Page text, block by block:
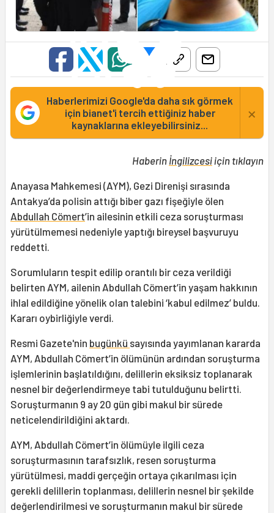
Haberlerimizi Google'da daha sık görmek
için bianet'i tercih ettiğiniz haber
kaynaklarına ekleyebilirsiniz...
×
Haberin İngilizcesiiçin tıklayın
Anayasa Mahkemesi (AYM), Gezi Direnişi sırasında
Antakya’da polisin attığı biber gazı fişeğiyle ölen
Abdullah Cömert’in ailesinin etkili ceza soruşturması
yürütülmemesi nedeniyle yaptığı bireysel başvuruyu
reddetti.
Sorumluların tespit edilip orantılı bir ceza verildiği
belirten AYM, ailenin Abdullah Cömert’in yaşam hakkının
ihlal edildiğine yönelik olan talebini ‘kabul edilmez’ buldu.
Kararı oybirliğiyle verdi.
Resmi Gazete'nin bugünkü sayısında yayımlanan kararda
AYM, Abdullah Cömert’in ölümünün ardından soruşturma
işlemlerinin başlatıldığını, delillerin eksiksiz toplanarak
nesnel bir değerlendirmeye tabi tutulduğunu belirtti.
Soruşturmanın 9 ay 20 gün gibi makul bir sürede
neticelendirildiğini aktardı.
AYM, Abdullah Cömert’in ölümüyle ilgili ceza
soruşturmasının tarafsızlık, resen soruşturma
yürütülmesi, maddi gerçeğin ortaya çıkarılması için
gerekli delillerin toplanması, delillerin nesnel bir şekilde
değerlendirilmesi ve soruşturmanın makul bir sürede